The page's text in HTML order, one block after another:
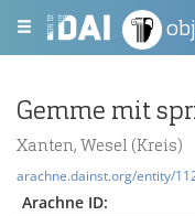
Gemme mit
Xanten, Wesel (Kreis)
arachne.dainst.org/entity/
Arachne ID: